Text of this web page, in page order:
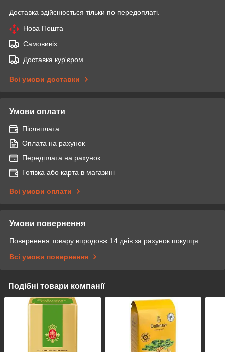
Доставка здійснюється тільки по передоплаті.
Нова Пошта
Самовивіз
Доставка кур'єром
Всі умови доставки
Умови оплати
Післяплата
Оплата на рахунок
Передплата на рахунок
Готівка або карта в магазині
Всі умови оплати
Умови повернення
Повернення товару впродовж 14 днів за рахунок покупця
Всі умови повернення
Подібні товари компанії